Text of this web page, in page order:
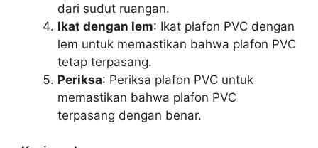
dari sudut ruangan.
Ikat dengan lem: Ikat plafon PVC dengan
lem untuk memastikan bahwa plafon PVC
tetap terpasang.
Periksa: Periksa plafon PVC untuk
memastikan bahwa plafon PVC
terpasang dengan benar.